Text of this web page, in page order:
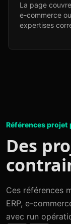
La page
e-commerce
expertises
Références projet
Des
Ces références
ERP, e-
avec run